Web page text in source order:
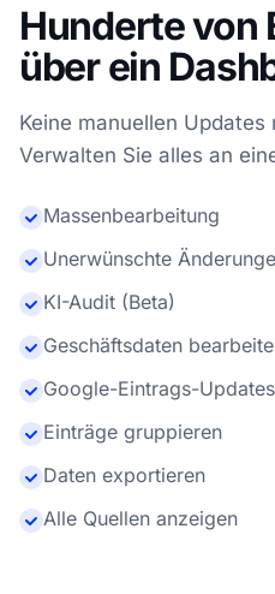
Hunderte von
über ein
Keine manuellen
Verwalten Sie alles an
Massenbearbeitung
Unerwünschte
KI-Audit (Beta)
Geschäftsdaten
Google-Eintrags-
Einträge gruppieren
Daten exportieren
Alle Quellen anzeigen